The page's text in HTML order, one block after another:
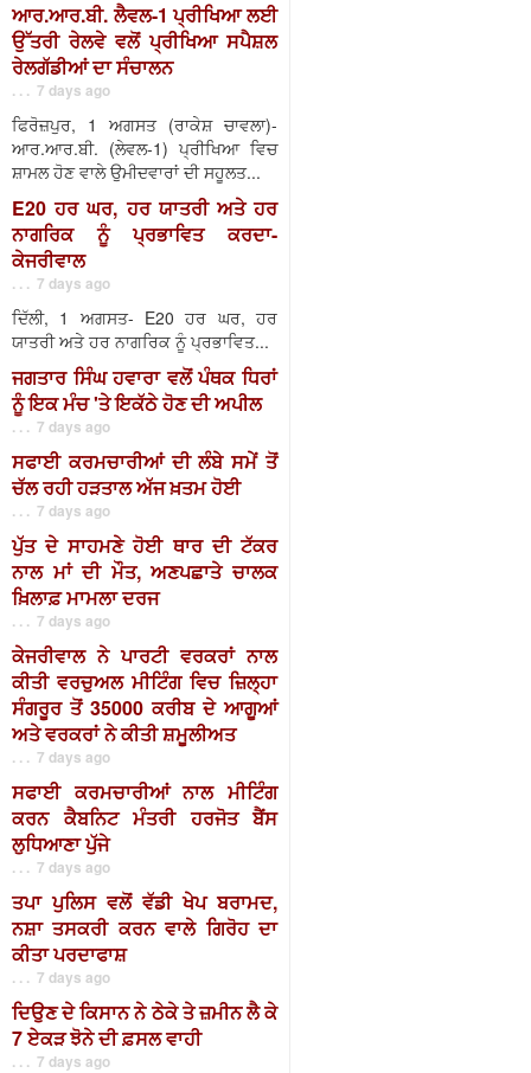
ਆਰ.ਆਰ.ਬੀ. ਲੈਵਲ-1 ਪ੍ਰੀਖਿਆ ਲਈ
ਉੱਤਰੀ ਰੇਲਵੇ ਵਲੋਂ ਪ੍ਰੀਖਿਆ ਸਪੈਸ਼ਲ
ਰੇਲਗੱਡੀਆਂ ਦਾ ਸੰਚਾਲਨ
. . . 7 days ago
ਫਿਰੋਜ਼ਪੁਰ, 1 ਅਗਸਤ (ਰਾਕੇਸ਼ ਚਾਵਲਾ)-
ਆਰ.ਆਰ.ਬੀ. (ਲੇਵਲ-1) ਪ੍ਰੀਖਿਆ ਵਿਚ
ਸ਼ਾਮਲ ਹੋਣ ਵਾਲੇ ਉਮੀਦਵਾਰਾਂ ਦੀ ਸਹੂਲਤ...
E20 ਹਰ ਘਰ, ਹਰ ਯਾਤਰੀ ਅਤੇ ਹਰ
ਨਾਗਰਿਕ ਨੂੰ ਪ੍ਰਭਾਵਿਤ ਕਰਦਾ-
ਕੇਜਰੀਵਾਲ
. . . 7 days ago
ਦਿੱਲੀ, 1 ਅਗਸਤ- E20 ਹਰ ਘਰ, ਹਰ
ਯਾਤਰੀ ਅਤੇ ਹਰ ਨਾਗਰਿਕ ਨੂੰ ਪ੍ਰਭਾਵਿਤ...
ਜਗਤਾਰ ਸਿੰਘ ਹਵਾਰਾ ਵਲੋਂ ਪੰਥਕ ਧਿਰਾਂ
ਨੂੰ ਇਕ ਮੰਚ 'ਤੇ ਇਕੱਠੇ ਹੋਣ ਦੀ ਅਪੀਲ
. . . 7 days ago
ਸਫਾਈ ਕਰਮਚਾਰੀਆਂ ਦੀ ਲੰਬੇ ਸਮੇਂ ਤੋਂ
ਚੱਲ ਰਹੀ ਹੜਤਾਲ ਅੱਜ ਖ਼ਤਮ ਹੋਈ
. . . 7 days ago
ਪੁੱਤ ਦੇ ਸਾਹਮਣੇ ਹੋਈ ਥਾਰ ਦੀ ਟੱਕਰ
ਨਾਲ ਮਾਂ ਦੀ ਮੌਤ, ਅਣਪਛਾਤੇ ਚਾਲਕ
ਖ਼ਿਲਾਫ਼ ਮਾਮਲਾ ਦਰਜ
. . . 7 days ago
ਕੇਜਰੀਵਾਲ ਨੇ ਪਾਰਟੀ ਵਰਕਰਾਂ ਨਾਲ
ਕੀਤੀ ਵਰਚੁਅਲ ਮੀਟਿੰਗ ਵਿਚ ਜ਼ਿਲ੍ਹਾ
ਸੰਗਰੂਰ ਤੋਂ 35000 ਕਰੀਬ ਦੇ ਆਗੂਆਂ
ਅਤੇ ਵਰਕਰਾਂ ਨੇ ਕੀਤੀ ਸ਼ਮੂਲੀਅਤ
. . . 7 days ago
ਸਫਾਈ ਕਰਮਚਾਰੀਆਂ ਨਾਲ ਮੀਟਿੰਗ
ਕਰਨ ਕੈਬਨਿਟ ਮੰਤਰੀ ਹਰਜੋਤ ਬੈਂਸ
ਲੁਧਿਆਣਾ ਪੁੱਜੇ
. . . 7 days ago
ਤਪਾ ਪੁਲਿਸ ਵਲੋਂ ਵੱਡੀ ਖੇਪ ਬਰਾਮਦ,
ਨਸ਼ਾ ਤਸਕਰੀ ਕਰਨ ਵਾਲੇ ਗਿਰੋਹ ਦਾ
ਕੀਤਾ ਪਰਦਾਫਾਸ਼
. . . 7 days ago
ਦਿਉਣ ਦੇ ਕਿਸਾਨ ਨੇ ਠੇਕੇ ਤੇ ਜ਼ਮੀਨ ਲੈ ਕੇ
7 ਏਕੜ ਝੋਨੇ ਦੀ ਫ਼ਸਲ ਵਾਹੀ
. . . 7 days ago